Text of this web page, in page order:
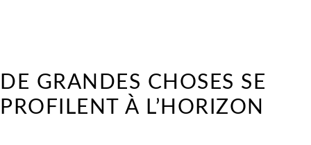
DE GRANDES CHOSES SE
PROFILENT À L’HORIZON